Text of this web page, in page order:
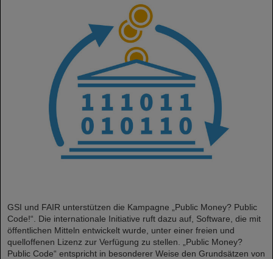
GSI und FAIR unterstützen die Kampagne „Public Money? Public
Code!“. Die internationale Initiative ruft dazu auf, Software, die mit
öffentlichen Mitteln entwickelt wurde, unter einer freien und
quelloffenen Lizenz zur Verfügung zu stellen. „Public Money?
Public Code“ entspricht in besonderer Weise den Grundsätzen von